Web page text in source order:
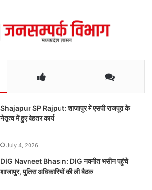
Shajapur SP Rajput: शाजापुर में एसपी राजपूत के
नेतृत्व में हुए बेहतर कार्य
July 4, 2026
DIG Navneet Bhasin: DIG नवनीत भसीन पहुंचे
शाजापुर, पुलिस अधिकारियों की ली बैठक